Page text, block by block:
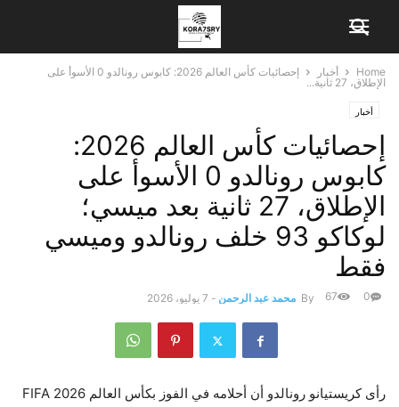
Home أخبار
إحصائيات كأس العالم 2026: كابوس رونالدو 0 الأسوأ على
الإطلاق، 27 ثانية...
أخبار
إحصائيات كأس العالم 2026:
كابوس رونالدو 0 الأسوأ على
الإطلاق، 27 ثانية بعد ميسي؛
لوكاكو 93 خلف رونالدو وميسي
فقط
By محمد عبد الرحمن - 7 يوليو، 2026 0
67
رأى كريستيانو رونالدو أن أحلامه في الفوز بكأس العالم 2026 FIFA